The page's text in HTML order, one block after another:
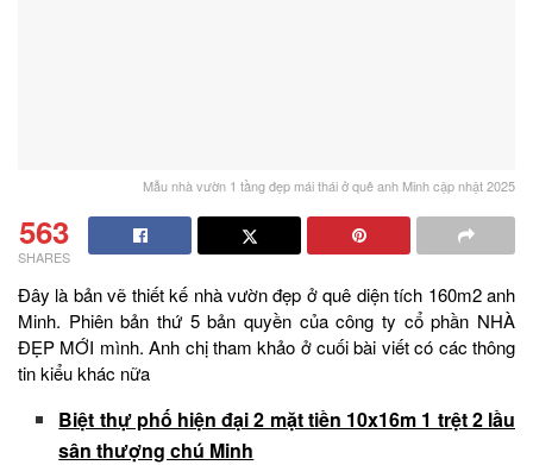
Mẫu nhà vườn 1 tầng đẹp mái thái ở quê anh Minh cập nhật 2025
563
SHARES
Đây là bản vẽ thiết kế nhà vườn đẹp ở quê diện tích 160m2 anh
Minh. Phiên bản thứ 5 bản quyền của công ty cổ phần NHÀ
ĐẸP MỚI mình. Anh chị tham khảo ở cuối bài viết có các thông
tin kiểu khác nữa
Biệt thự phố hiện đại 2 mặt tiền 10x16m 1 trệt 2 lầu
sân thượng chú Minh